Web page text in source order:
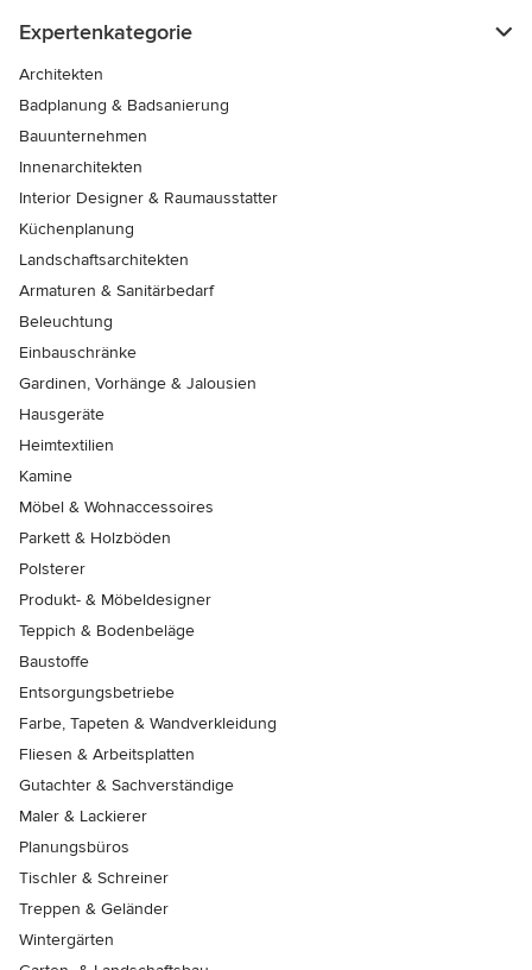
Expertenkategorie
Architekten
Badplanung & Badsanierung
Bauunternehmen
Innenarchitekten
Interior Designer & Raumausstatter
Küchenplanung
Landschaftsarchitekten
Armaturen & Sanitärbedarf
Beleuchtung
Einbauschränke
Gardinen, Vorhänge & Jalousien
Hausgeräte
Heimtextilien
Kamine
Möbel & Wohnaccessoires
Parkett & Holzböden
Polsterer
Produkt- & Möbeldesigner
Teppich & Bodenbeläge
Baustoffe
Entsorgungsbetriebe
Farbe, Tapeten & Wandverkleidung
Fliesen & Arbeitsplatten
Gutachter & Sachverständige
Maler & Lackierer
Planungsbüros
Tischler & Schreiner
Treppen & Geländer
Wintergärten